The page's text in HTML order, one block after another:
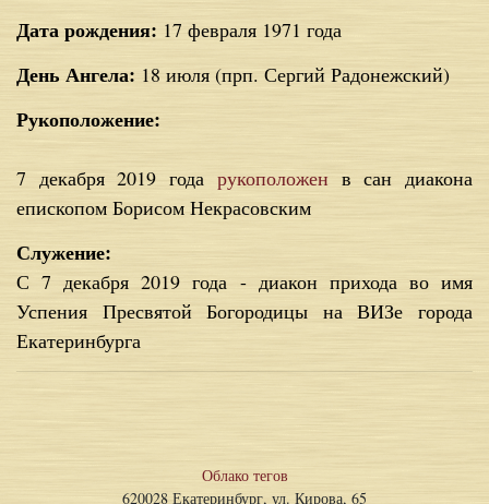
Дата рождения: 17 февраля 1971 года
День Ангела: 18 июля (прп. Сергий Радонежский)
Рукоположение:
7 декабря 2019 года рукоположенв сан диакона
епископом Борисом Некрасовским
Служение:
С 7 декабря 2019 года - диакон прихода во имя
Успения Пресвятой Богородицы на ВИЗе города
Екатеринбурга
Облако тегов
620028 Екатеринбург, ул. Кирова, 65